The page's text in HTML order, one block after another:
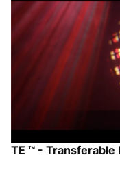
TE ™ - Transferable